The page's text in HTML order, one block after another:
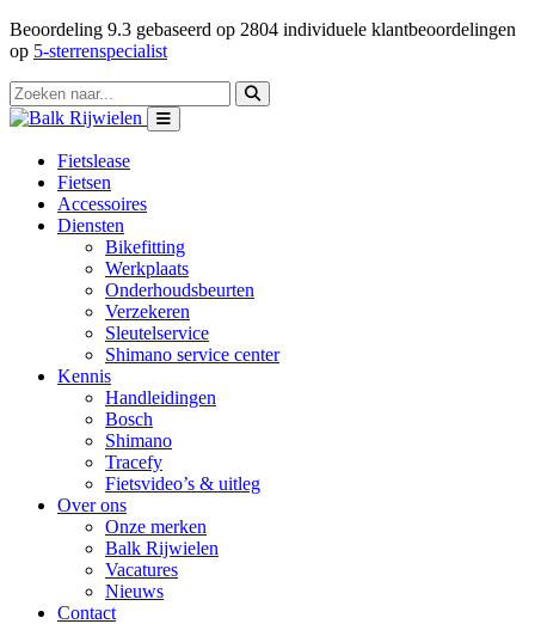
Beoordeling 9.3 gebaseerd op 2804 individuele klantbeoordelingen
op 5-sterrenspecialist
Fietslease
Fietsen
Accessoires
Diensten
Bikefitting
Werkplaats
Onderhoudsbeurten
Verzekeren
Sleutelservice
Shimano service center
Kennis
Handleidingen
Bosch
Shimano
Tracefy
Fietsvideo’s & uitleg
Over ons
Onze merken
Balk Rijwielen
Vacatures
Nieuws
Contact